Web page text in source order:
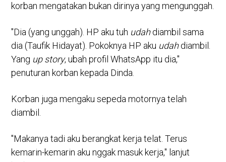
korban mengatakan bukan dirinya yang mengunggah.
"Dia (yang unggah). HP aku tuh udahdiambil sama
dia (Taufik Hidayat). Pokoknya HP aku udahdiambil.
Yang up story, ubah profil WhatsApp itu dia,"
penuturan korban kepada Dinda.
Korban juga mengaku sepeda motornya telah
diambil.
"Makanya tadi aku berangkat kerja telat. Terus
kemarin-kemarin aku nggak masuk kerja," lanjut